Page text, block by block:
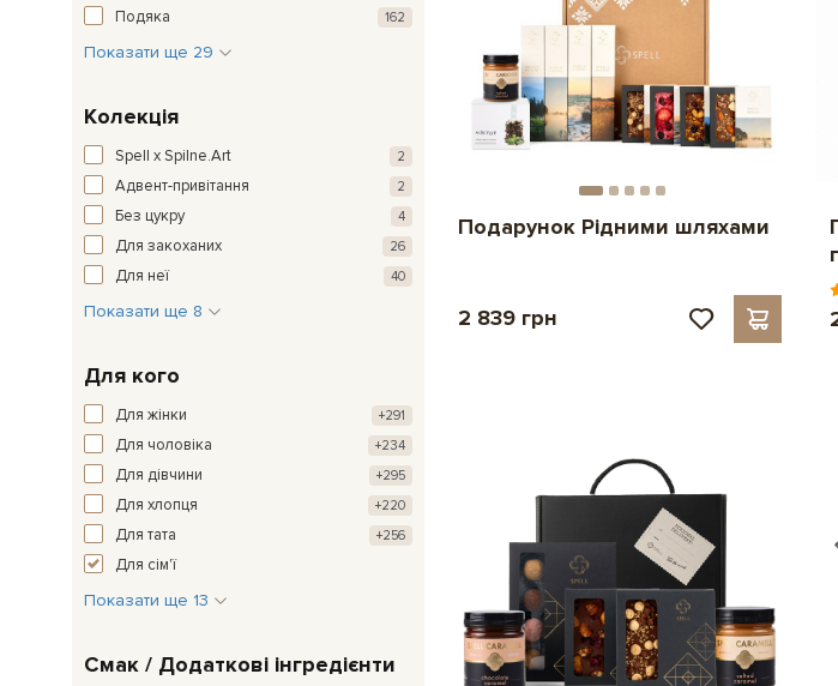
Подяка 162
Показати ще 29
Колекція
Spell x Spilne.Art 2
Адвент-привітання 2
Без цукру 4
Для закоханих 26
Для неї 40
Показати ще 8
Для кого
Для жінки +291
Для чоловіка +234
Для дівчини +295
Для хлопця +220
Для тата +256
Для сім'ї
Показати ще 13
Смак / Додаткові інгредієнти
Подарунок Рідними шляхами
2 839 грн